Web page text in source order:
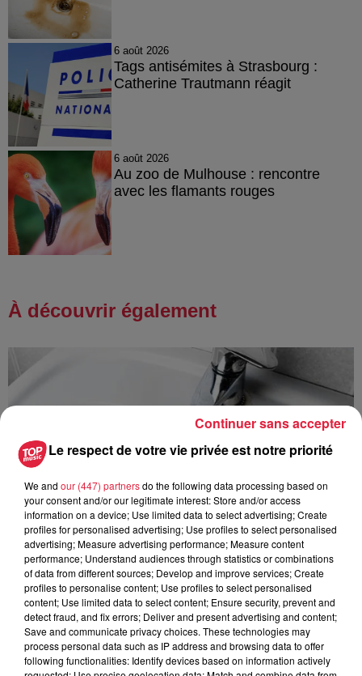
6 août 2026
Tags antisémites à Strasbourg :
Catherine Trautmann réagit
6 août 2026
Au zoo de Mulhouse : rencontre
avec les flamants rouges
À découvrir également
À Hoerdt, de l’eau brune sort des robinets
Depuis plusieurs jours, des habitants de Hoerdt ont vu de
l’eau brune s’écouler de leurs robinets. Face aux
Le respect de votre vie privée est notre priorité
We and our (447) partnersdo the following data processing based on
your consent and/or our legitimate interest: Store and/or access
information on a device; Use limited data to select advertising; Create
profiles for personalised advertising; Use profiles to select personalised
advertising; Measure advertising performance; Measure content
performance; Understand audiences through statistics or combinations
of data from different sources; Develop and improve services; Create
profiles to personalise content; Use profiles to select personalised
content; Use limited data to select content; Ensure security, prevent and
detect fraud, and fix errors; Deliver and present advertising and content;
Save and communicate privacy choices. These technologies may
process personal data such as IP address and browsing data to offer
following functionalities: Identify devices based on information actively
Continuer sans accepter